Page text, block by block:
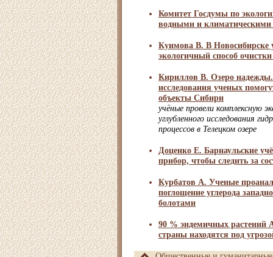
Комитет Госдумы по
водными и климатическими
Куимова В. В Новосибирске
экологичный способ
Кириллов В. Озеро
исследования ученых
объекты Сибири
учёные провели комплексную
углубленного исследования
процессов в Телецком озере
Доценко Е. Барнаульские
прибор, чтобы следить за
Курбатов А. Ученые
поглощение углерода
болотами
90 % эндемичных растений
страны находятся под